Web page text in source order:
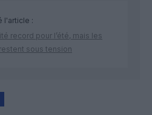
l'article :
record pour l’été, mais les
sous tension